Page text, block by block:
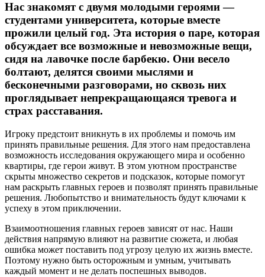
Нас знакомят с двумя молодыми героями —
студентами университета, которые вместе
прожили целый год. Эта история о паре, которая
обсуждает все возможные и невозможные вещи,
сидя на лавочке после барбекю. Они весело
болтают, делятся своими мыслями и
бесконечными разговорами, но сквозь них
проглядывает непрекращающаяся тревога и
страх расставания.
Игроку предстоит вникнуть в их проблемы и помочь им
принять правильные решения. Для этого нам предоставлена
возможность исследования окружающего мира и особенно
квартиры, где герои живут. В этом уютном пространстве
скрыты множество секретов и подсказок, которые помогут
нам раскрыть главных героев и позволят принять правильные
решения. Любопытство и внимательность будут ключами к
успеху в этом приключении.
Взаимоотношения главных героев зависят от нас. Наши
действия напрямую влияют на развитие сюжета, и любая
ошибка может поставить под угрозу целую их жизнь вместе.
Поэтому нужно быть осторожным и умным, учитывать
каждый момент и не делать поспешных выводов.